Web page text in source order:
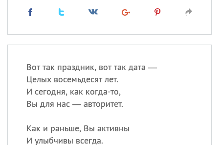
Вот так праздник, вот так дата —
Целых восемьдесят лет.
И сегодня, как когда-то,
Вы для нас — авторитет.
Как и раньше, Вы активны
И улыбчивы всегда.